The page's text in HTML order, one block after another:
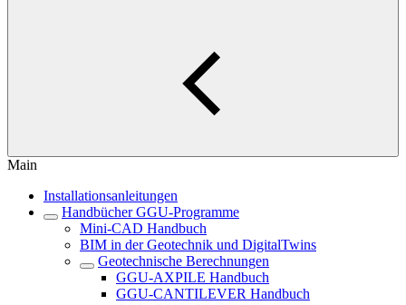
Main
Installationsanleitungen
Handbücher GGU-Programme
Mini-CAD Handbuch
BIM in der Geotechnik und DigitalTwins
Geotechnische Berechnungen
GGU-AXPILE Handbuch
GGU-CANTILEVER Handbuch